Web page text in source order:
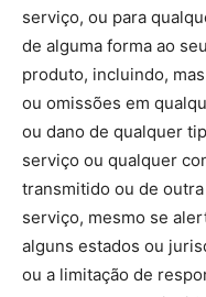
serviço, ou para
de alguma forma ao
produto, incluindo,
ou omissões em
ou dano de qualquer
serviço ou qualquer
transmitido ou de
serviço, mesmo se
alguns estados ou
ou a limitação de